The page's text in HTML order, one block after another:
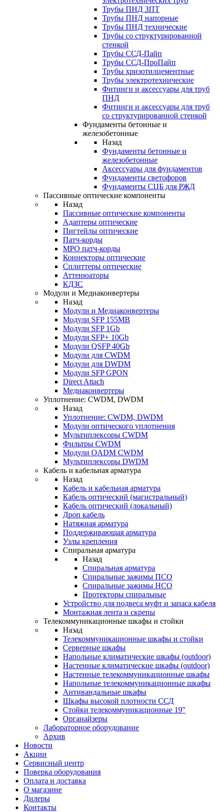
Трубы ПНД ЗПТ
Трубы ПНД напорные
Трубы ПНД технические
Трубы со структурированной
стенкой
Трубы ССД-Пайп
Трубы ССД-ПроПайп
Трубы хризотилцементные
Трубы электротехнические
Фитинги и аксессуары для труб
ПНД
Фитинги и аксессуары для труб
со структурированной стенкой
Фундаменты бетонные и
железобетонные
Назад
Фундаменты бетонные и
железобетонные
Аксессуары для фундаментов
Фундаменты светофоров
Фундаменты СЦБ для РЖД
Пассивные оптические компоненты
Назад
Пассивные оптические компоненты
Адаптеры оптические
Пигтейлы оптические
Патч-корды
MPO патч-корды
Коннекторы оптические
Сплиттеры оптические
Аттенюаторы
КДЗС
Модули и Медиаконвертеры
Назад
Модули и Медиаконвертеры
Модули SFP 155MB
Модули SFP 1Gb
Модули SFP+ 10Gb
Модули QSFP 40Gb
Модули для CWDM
Модули для DWDM
Модули SFP GPON
Direct Attach
Медиаконвертеры
Уплотнение: CWDM, DWDM
Назад
Уплотнение: CWDM, DWDM
Модули оптического уплотнения
Мультиплексоры CWDM
Фильтры CWDM
Модули OADM CWDM
Мультиплексоры DWDM
Кабель и кабельная арматура
Назад
Кабель и кабельная арматура
Кабель оптический (магистральный)
Кабель оптический (локальный)
Дроп кабель
Натяжная арматура
Поддерживающая арматура
Узлы крепления
Спиральная арматура
Назад
Спиральная арматура
Спиральные зажимы ПСО
Спиральные зажимы НСО
Протекторы спиральные
Устройство для подвеса муфт и запаса кабеля
Монтажная лента и скрепы
Телекоммуникационные шкафы и стойки
Назад
Телекоммуникационные шкафы и стойки
Серверные шкафы
Напольные климатические шкафы (outdoor)
Настенные климатические шкафы (outdoor)
Настенные телекоммуникационные шкафы
Напольные телекоммуникационные шкафы
Антивандальные шкафы
Шкафы высокой плотности ССД
Стойки телекоммуникационные 19"
Органайзеры
Лабораторное оборудование
Архив
Новости
Акции
Сервисный центр
Поверка оборудования
Оплата и доставка
О магазине
Дилеры
Контакты